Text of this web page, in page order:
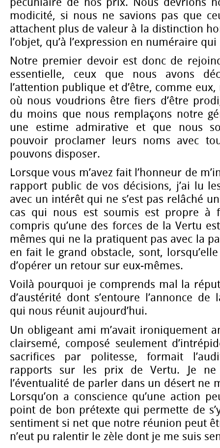
modicité, si nous ne savions pas que
attachent plus de valeur à la distinction
l’objet, qu’à l’expression en numéraire qui
Notre premier devoir est donc de
essentielle, ceux que nous avons
l’attention publique et d’être, comme
où nous voudrions être fiers d’être
du moins que nous remplaçons notre
une estime admirative et que nous
pouvoir proclamer leurs noms avec
pouvons disposer.
Lorsque vous m’avez fait l’honneur de
rapport public de vos décisions, j’ai lu
avec un intérêt qui ne s’est pas relâché
cas qui nous est soumis est propre à
compris qu’une des forces de la Vertu
mêmes qui ne la pratiquent pas avec la
en fait le grand obstacle, sont,
d’opérer un retour sur eux-mêmes.
Voilà pourquoi je comprends mal la
d’austérité dont s’entoure l’annonce de
qui nous réunit aujourd’hui.
Un obligeant ami m’avait ironiquement
clairsemé, composé seulement
sacrifices par politesse, formait
rapports sur les prix de Vertu. Je ne
l’éventualité de parler dans un désert ne
Lorsqu’on a conscience qu’une action
point de bon prétexte qui permette de
sentiment si net que notre réunion peut
n’eut pu ralentir le zèle dont je me suis